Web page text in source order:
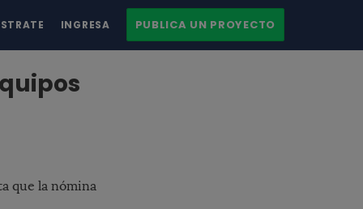
INGRESA PUBLICA UN PROYECTO
que la nómina